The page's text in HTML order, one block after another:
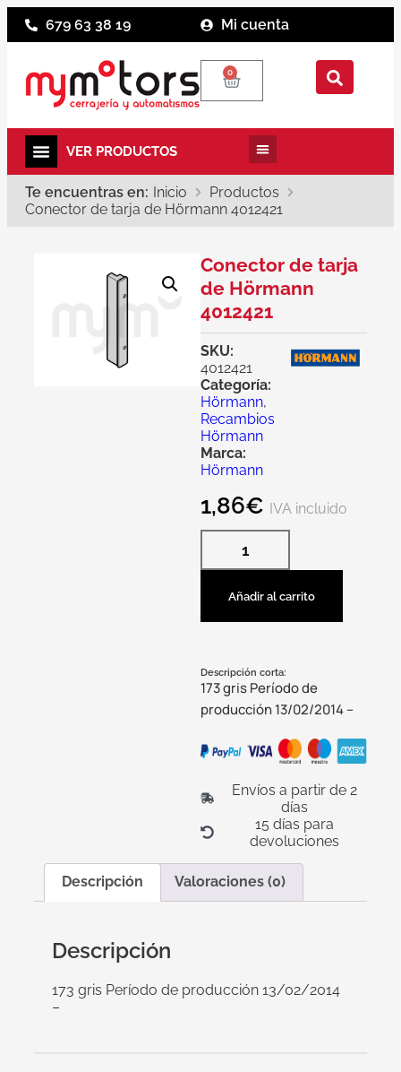
679 63 38 19 Mi cuenta
0
Te encuentras en: Inicio
Productos
Conector de tarja de Hörmann 4012421
Conector de tarja
de Hörmann
4012421
SKU:
4012421
Categoría:
Hörmann,
Recambios
Hörmann
Marca:
Hörmann
1,86€ IVA incluido
Añadir al carrito
Descripción corta:
173 gris Período de
producción 13/02/2014 –
Envíos a partir de 2
días
15 días para
devoluciones
Descripción Valoraciones (0)
Descripción
173 gris Período de producción 13/02/2014
–